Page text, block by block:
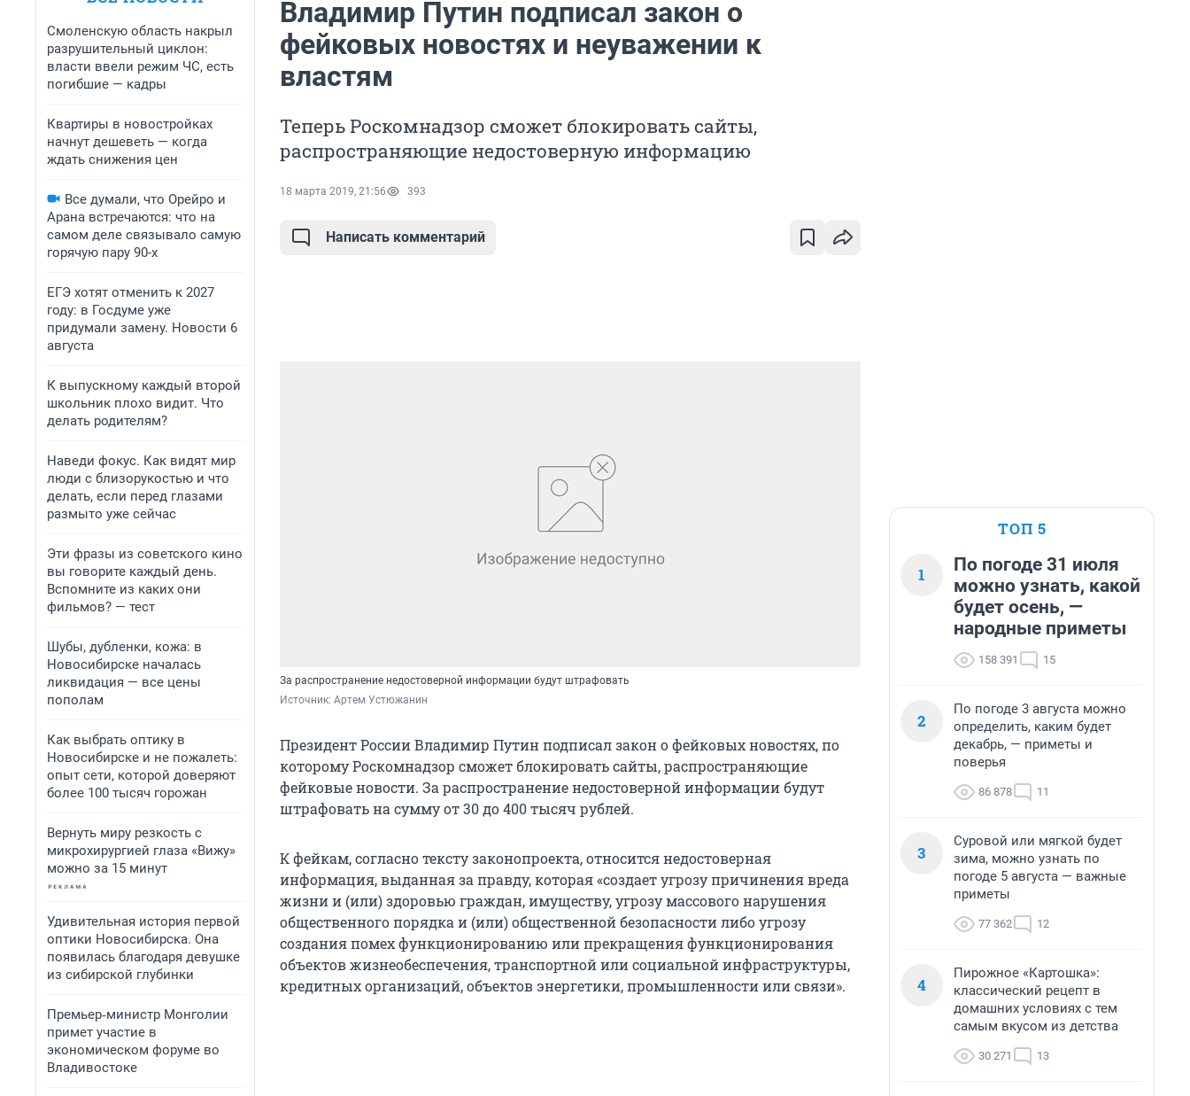
Смоленскую область накрыл
разрушительный циклон:
власти ввели режим ЧС, есть
погибшие — кадры
Квартиры в новостройках
начнут дешеветь — когда
ждать снижения цен
Все думали, что Орейро и
Арана встречаются: что на
самом деле связывало самую
горячую пару 90-х
ЕГЭ хотят отменить к 2027
году: в Госдуме уже
придумали замену. Новости 6
августа
К выпускному каждый второй
школьник плохо видит. Что
делать родителям?
Наведи фокус. Как видят мир
люди с близорукостью и что
делать, если перед глазами
размыто уже сейчас
Эти фразы из советского кино
вы говорите каждый день.
Вспомните из каких они
фильмов? — тест
Шубы, дубленки, кожа: в
Новосибирске началась
ликвидация — все цены
пополам
Как выбрать оптику в
Новосибирске и не пожалеть:
опыт сети, которой доверяют
более 100 тысяч горожан
Вернуть миру резкость с
микрохирургией глаза «Вижу»
можно за 15 минут
Удивительная история первой
оптики Новосибирска. Она
появилась благодаря девушке
из сибирской глубинки
Премьер‑министр Монголии
примет участие в
экономическом форуме во
Владивостоке
Владимир Путин подписал закон о
фейковых новостях и неуважении к
властям
Теперь Роскомнадзор сможет блокировать сайты,
распространяющие недостоверную информацию
18 марта 2019, 21:56 393
Написать комментарий
За распространение недостоверной информации будут штрафовать
Источник: Артем Устюжанин
Президент России Владимир Путин подписал закон о фейковых новостях, по
которому Роскомнадзор сможет блокировать сайты, распространяющие
фейковые новости. За распространение недостоверной информации будут
штрафовать на сумму от 30 до 400 тысяч рублей.
К фейкам, согласно тексту законопроекта, относится недостоверная
информация, выданная за правду, которая «создает угрозу причинения вреда
жизни и (или) здоровью граждан, имуществу, угрозу массового нарушения
общественного порядка и (или) общественной безопасности либо угрозу
создания помех функционированию или прекращения функционирования
объектов жизнеобеспечения, транспортной или социальной инфраструктуры,
кредитных организаций, объектов энергетики, промышленности или связи».
ТОП 5
1
По погоде 31 июля
можно узнать, какой
будет осень, —
народные приметы
158 391 15
2
По погоде 3 августа можно
определить, каким будет
декабрь, — приметы и
поверья
86 878 11
3
Суровой или мягкой будет
зима, можно узнать по
погоде 5 августа — важные
приметы
77 362 12
4
Пирожное «Картошка»:
классический рецепт в
домашних условиях с тем
самым вкусом из детства
30 271 13